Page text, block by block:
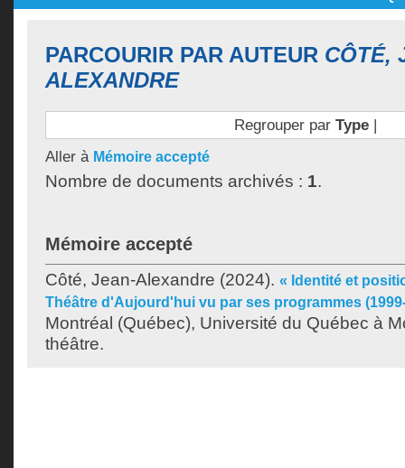
PARCOURIR PAR AUTEUR CÔTÉ,
ALEXANDRE
Regrouper par Type|
Aller à Mémoire accepté
Nombre de documents archivés : 1.
Mémoire accepté
Côté, Jean-Alexandre (2024). « Identité et
Théâtre d'Aujourd'hui vu par ses programmes
Montréal (Québec), Université du Québec à
théâtre.